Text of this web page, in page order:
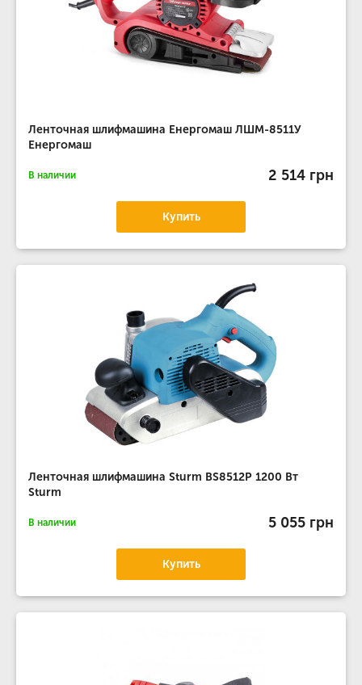
Ленточная шлифмашина Енергомаш ЛШМ-8511У
Енергомаш
В наличии 2 514 грн
Купить
Ленточная шлифмашина Sturm BS8512P 1200 Вт
Sturm
В наличии 5 055 грн
Купить